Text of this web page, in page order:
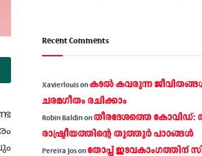
Recent Comments
Xavierlouisonകടല്‍ കവരുന്ന
ചരമഗീതം രചിക്കാം
Robin Baldinonതീരദേശത്തെ കോവിഡ്:
രാഷ്ട്രീയത്തിന്റെ തൂത്തൂര്‍ പാഠങ്ങൾ
Pereira Josonതോപ്പ് ഇടവകാംഗത്തിന്